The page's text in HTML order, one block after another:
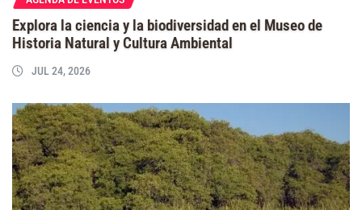
Explora la ciencia y la biodiversidad en el Museo de
Historia Natural y Cultura Ambiental
JUL 24, 2026